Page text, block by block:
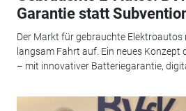
Garantie statt
Der Markt für gebrauchte
langsam Fahrt auf. Ein neues Konzept
– mit innovativer Batteriegarantie,